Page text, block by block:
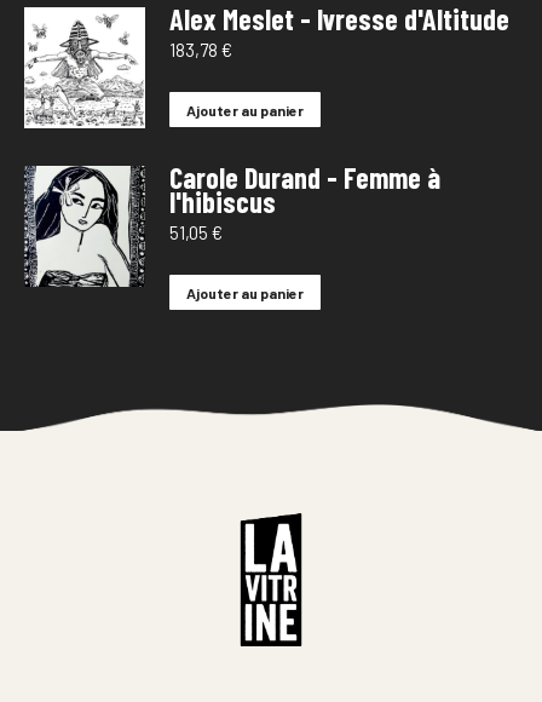
Alex Meslet - Ivresse d'Altitude
183,78 €
Ajouter au panier
Carole Durand - Femme à
l'hibiscus
51,05 €
Ajouter au panier